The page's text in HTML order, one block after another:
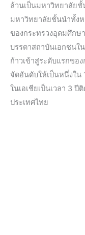
ล้วนเป็นมหาวิทยาลัย
มหาวิทยาลัยชั้นนำทั้ง
ของกระทรวงอุดมศึกษ
บรรดาสถาบันเอกชนใ
ก้าวเข้าสู่ระดับแรกขอ
จัดอันดับให้เป็นหนึ่งใ
ในเอเชียเป็นเวลา 3
ประเทศไทย